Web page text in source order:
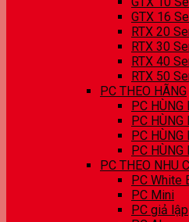
GTX 16
RTX 20
RTX 30
RTX 40
RTX 50
PC THEO HÃNG
PC HÙNG
PC HÙNG
PC HÙNG
PC HÙNG
PC THEO NHU
PC White
PC Mini
PC giả lập